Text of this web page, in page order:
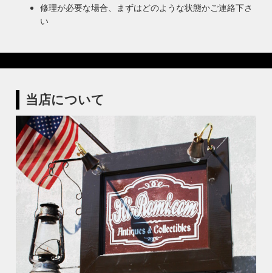
修理が必要な場合、まずはどのような状態かご連絡下さ
い
当店について